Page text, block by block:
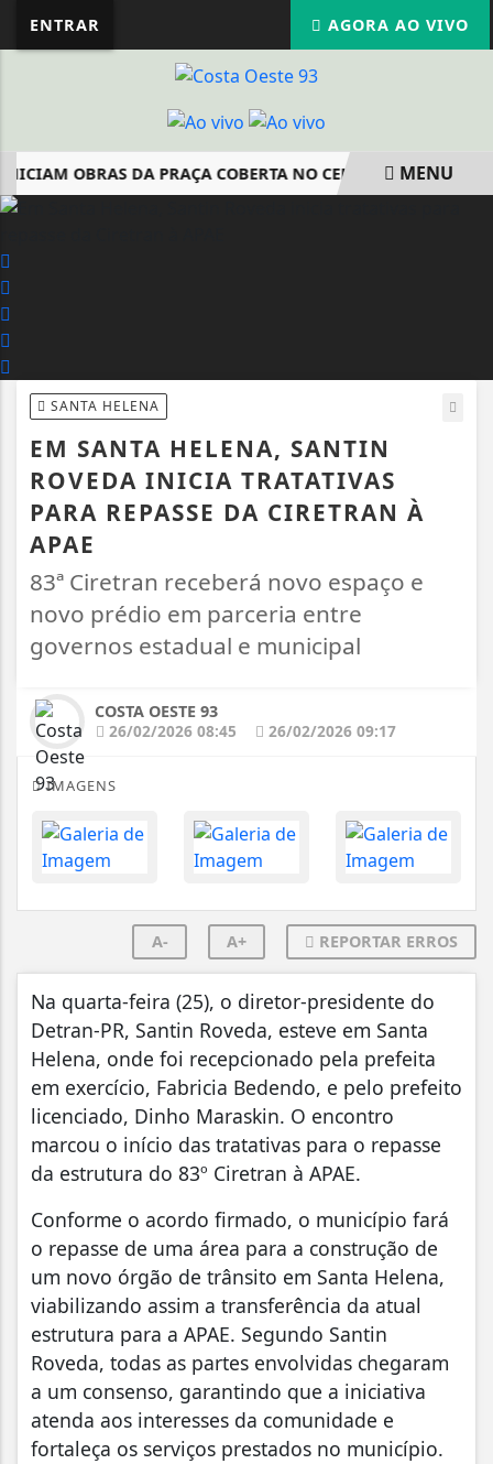
ENTRAR AGORA AO VIVO
OBRAS DA PRAÇA COBERTA NO CENTRO DE SANTA
MENU
SANTA HELENA
EM SANTA HELENA, SANTIN
ROVEDA INICIA TRATATIVAS
PARA REPASSE DA CIRETRAN À
APAE
83ª Ciretran receberá novo espaço e
novo prédio em parceria entre
governos estadual e municipal
COSTA OESTE 93
26/02/2026 08:45
26/02/2026 09:17
IMAGENS
A- A+ REPORTAR ERROS
Na quarta-feira (25), o diretor-presidente do
Detran-PR, Santin Roveda, esteve em Santa
Helena, onde foi recepcionado pela prefeita
em exercício, Fabricia Bedendo, e pelo prefeito
licenciado, Dinho Maraskin. O encontro
marcou o início das tratativas para o repasse
da estrutura do 83º Ciretran à APAE.
Conforme o acordo firmado, o município fará
o repasse de uma área para a construção de
um novo órgão de trânsito em Santa Helena,
viabilizando assim a transferência da atual
estrutura para a APAE. Segundo Santin
Roveda, todas as partes envolvidas chegaram
a um consenso, garantindo que a iniciativa
atenda aos interesses da comunidade e
fortaleça os serviços prestados no município.